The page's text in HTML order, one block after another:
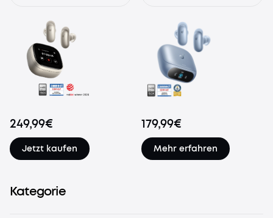
249,99€
Jetzt kaufen
179,99€
Mehr erfahren
Kategorie